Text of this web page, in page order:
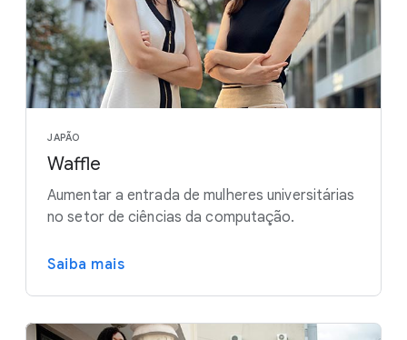
JAPÃO
Waffle
Aumentar a entrada de mulheres universitárias
no setor de ciências da computação.
Saiba mais